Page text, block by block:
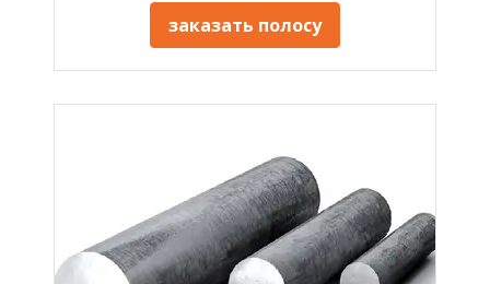
заказать полосу